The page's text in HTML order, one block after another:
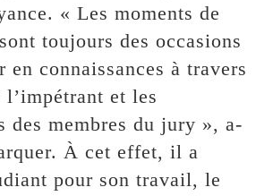
« Les moments de
toujours des occasions
en connaissances à travers
et les
des membres du jury », a-
À cet effet, il a
pour son travail, le